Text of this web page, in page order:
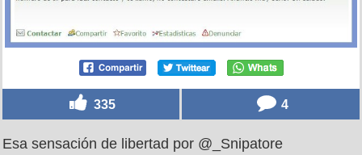
335 4
Esa sensación de libertad por @_Snipatore